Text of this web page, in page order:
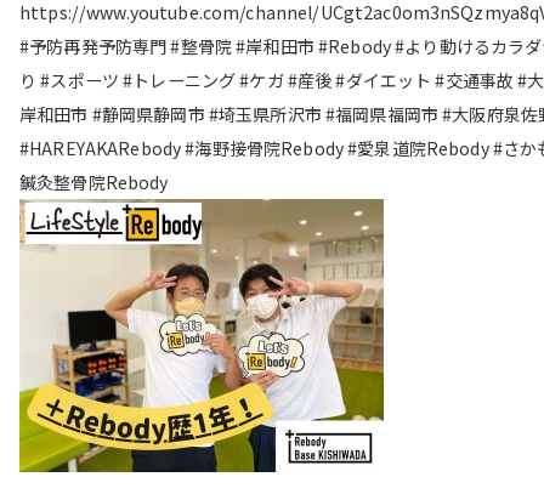
https://www.youtube.com/channel/
#予防再発予防専門 #整骨院 #岸和田市 #Rebody #より動けるカラ
り #スポーツ #トレーニング #ケガ #産後 #ダイエット #交通事故 #
岸和田市 #静岡県静岡市 #埼玉県所沢市 #福岡県福岡市 #大阪府泉佐
#HAREYAKARebody #海野接骨院Rebody #愛泉道院Rebody #さか
鍼灸整骨院Rebody